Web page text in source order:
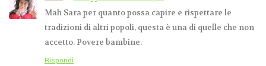
Marocco nella valigia
8 MARZO 2019DISARA
Mah Sara per quanto possa capire e rispettare le
tradizioni di altri popoli, questa è una di quelle che non
accetto. Povere bambine.
Rispondi